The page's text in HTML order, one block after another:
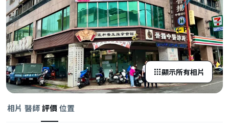
顯示所有相片
相片 醫師評價位置